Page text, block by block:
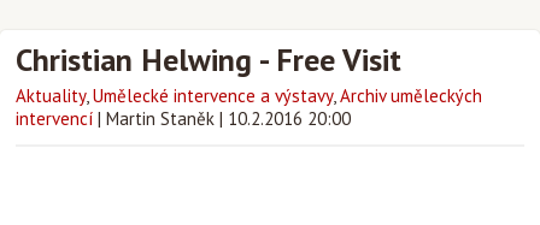
Christian Helwing - Free Visit
Aktuality,Umělecké intervence a výstavy,Archiv uměleckých
intervencí | Martin Staněk | 10.2.2016 20:00